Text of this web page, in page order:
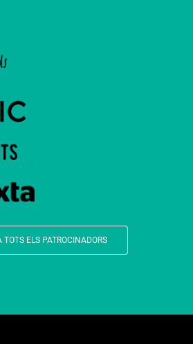
TOTS ELS PATROCINADORS